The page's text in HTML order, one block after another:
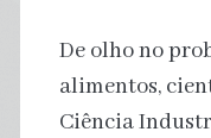
De olho no
alimentos,
Ciência